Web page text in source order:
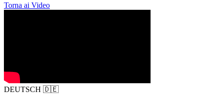
Torna ai Video
DEUTSCH 🇩🇪